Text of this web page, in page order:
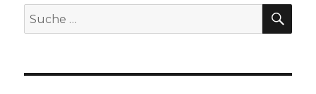
Suche
nach: